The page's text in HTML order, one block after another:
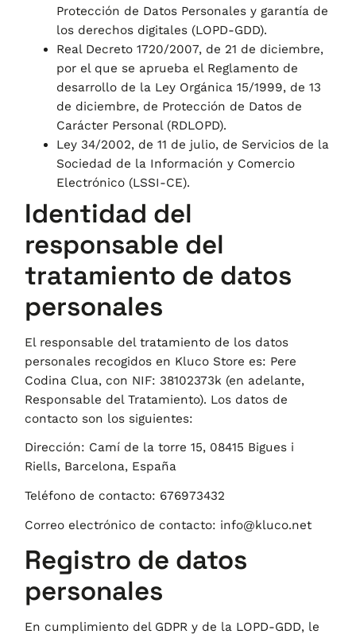
Protección de Datos Personales y garantía de
los derechos digitales (LOPD-GDD).
Real Decreto 1720/2007, de 21 de diciembre,
por el que se aprueba el Reglamento de
desarrollo de la Ley Orgánica 15/1999, de 13
de diciembre, de Protección de Datos de
Carácter Personal (RDLOPD).
Ley 34/2002, de 11 de julio, de Servicios de la
Sociedad de la Información y Comercio
Electrónico (LSSI-CE).
Identidad del
responsable del
tratamiento de datos
personales
El responsable del tratamiento de los datos
personales recogidos en Kluco Store es: Pere
Codina Clua, con NIF: 38102373k (en adelante,
Responsable del Tratamiento). Los datos de
contacto son los siguientes:
Dirección: Camí de la torre 15, 08415 Bigues i
Riells, Barcelona, España
Teléfono de contacto: 676973432
Correo electrónico de contacto: info@kluco.net
Registro de datos
personales
En cumplimiento del GDPR y de la LOPD-GDD, le